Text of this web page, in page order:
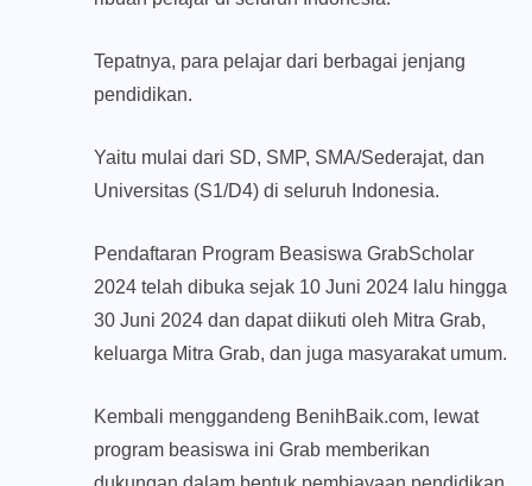
Tepatnya, para pelajar dari berbagai jenjang
pendidikan.
Yaitu mulai dari SD, SMP, SMA/Sederajat, dan
Universitas (S1/D4) di seluruh Indonesia.
Pendaftaran Program Beasiswa GrabScholar
2024 telah dibuka sejak 10 Juni 2024 lalu hingga
30 Juni 2024 dan dapat diikuti oleh Mitra Grab,
keluarga Mitra Grab, dan juga masyarakat umum.
Kembali menggandeng BenihBaik.com, lewat
program beasiswa ini Grab memberikan